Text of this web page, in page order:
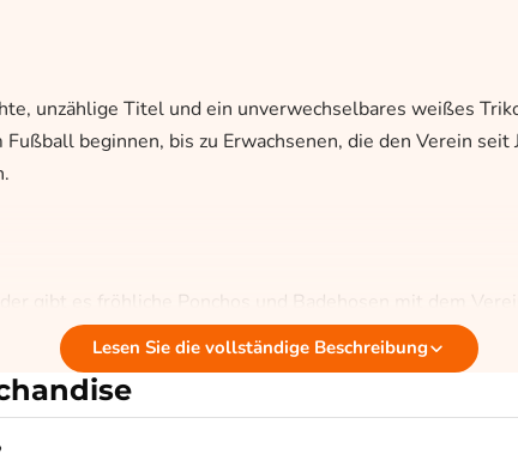
unzählige Titel und ein unverwechselbares weißes
beginnen, bis zu Erwachsenen, die den Verein
gibt es fröhliche Ponchos und Badehosen mit dem
mitzunehmen. Weil der Verein weltweit beliebt ist, ist
Madrid
Lesen Sie die vollständige Beschreibung